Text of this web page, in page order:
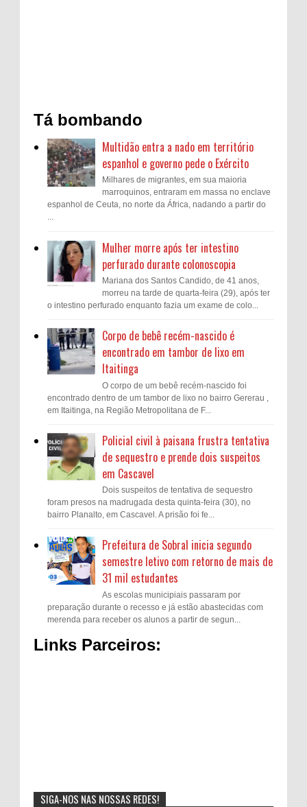
Tá bombando
Multidão entra a nado em território
espanhol e governo pede o Exército
Milhares de migrantes, em sua maioria
marroquinos, entraram em massa no enclave
espanhol de Ceuta, no norte da África, nadando a partir do
...
Mulher morre após ter intestino
perfurado durante colonoscopia
Mariana dos Santos Candido, de 41 anos,
morreu na tarde de quarta-feira (29), após ter
o intestino perfurado enquanto fazia um exame de colo...
Corpo de bebê recém-nascido é
encontrado em tambor de lixo em
Itaitinga
O corpo de um bebê recém-nascido foi
encontrado dentro de um tambor de lixo no bairro Gererau ,
em Itaitinga, na Região Metropolitana de F...
Policial civil à paisana frustra tentativa
de sequestro e prende dois suspeitos
em Cascavel
Dois suspeitos de tentativa de sequestro
foram presos na madrugada desta quinta-feira (30), no
bairro Planalto, em Cascavel. A prisão foi fe...
Prefeitura de Sobral inicia segundo
semestre letivo com retorno de mais de
31 mil estudantes
As escolas municipiais passaram por
preparação durante o recesso e já estão abastecidas com
merenda para receber os alunos a partir de segun...
Links Parceiros:
SIGA-NOS NAS NOSSAS REDES!